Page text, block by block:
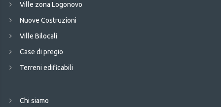
Ville zona Logonovo
Nuove Costruzioni
Ville Bilocali
Case di pregio
Terreni edificabili
Chi siamo